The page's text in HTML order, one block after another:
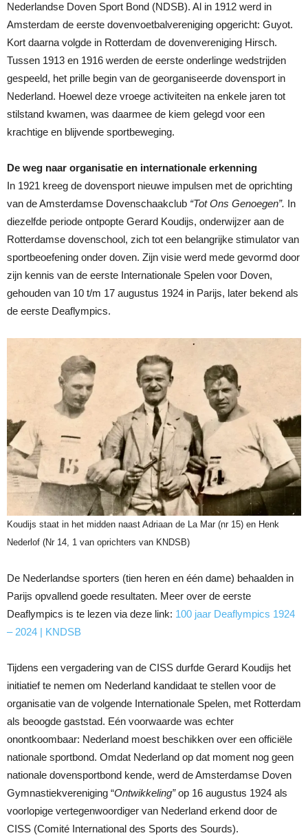
Nederlandse Doven Sport Bond (NDSB). Al in 1912 werd in
Amsterdam de eerste dovenvoetbalvereniging opgericht: Guyot.
Kort daarna volgde in Rotterdam de dovenvereniging Hirsch.
Tussen 1913 en 1916 werden de eerste onderlinge wedstrijden
gespeeld, het prille begin van de georganiseerde dovensport in
Nederland. Hoewel deze vroege activiteiten na enkele jaren tot
stilstand kwamen, was daarmee de kiem gelegd voor een
krachtige en blijvende sportbeweging.
De weg naar organisatie en internationale erkenning
In 1921 kreeg de dovensport nieuwe impulsen met de oprichting
van de Amsterdamse Dovenschaakclub “Tot Ons Genoegen”. In
diezelfde periode ontpopte Gerard Koudijs, onderwijzer aan de
Rotterdamse dovenschool, zich tot een belangrijke stimulator van
sportbeoefening onder doven. Zijn visie werd mede gevormd door
zijn kennis van de eerste Internationale Spelen voor Doven,
gehouden van 10 t/m 17 augustus 1924 in Parijs, later bekend als
de eerste Deaflympics.
Koudijs staat in het midden naast Adriaan de La Mar (nr 15) en Henk
Nederlof (Nr 14, 1 van oprichters van KNDSB)
De Nederlandse sporters (tien heren en één dame) behaalden in
Parijs opvallend goede resultaten. Meer over de eerste
Deaflympics is te lezen via deze link: 100 jaar Deaflympics 1924
– 2024 | KNDSB
Tijdens een vergadering van de CISS durfde Gerard Koudijs het
initiatief te nemen om Nederland kandidaat te stellen voor de
organisatie van de volgende Internationale Spelen, met Rotterdam
als beoogde gaststad. Eén voorwaarde was echter
onontkoombaar: Nederland moest beschikken over een officiële
nationale sportbond. Omdat Nederland op dat moment nog geen
nationale dovensportbond kende, werd de Amsterdamse Doven
Gymnastiekvereniging “Ontwikkeling”op 16 augustus 1924 als
voorlopige vertegenwoordiger van Nederland erkend door de
CISS (Comité International des Sports des Sourds).